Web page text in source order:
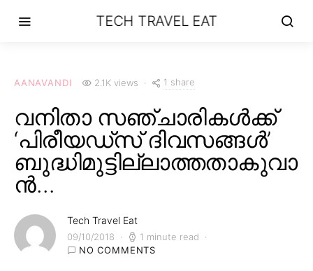
TECH TRAVEL EAT
AANAVANDI 2.1K views 1 share
വനിതാ സഞ്ചാരികൾക്ക്
‘പിരീയഡ്സ് ദിവസങ്ങൾ’
ബുദ്ധിമുട്ടില്ലാത്തതാകുവാ
ൻ…
Tech Travel Eat
09/10/2018
1 minute read
NO COMMENTS